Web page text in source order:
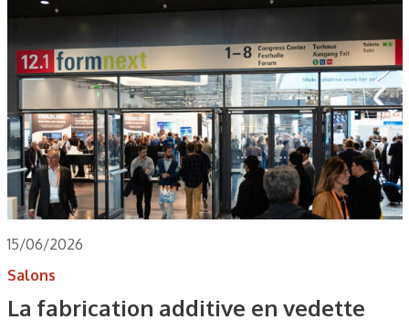
15/06/2026
Salons
La fabrication additive en vedette